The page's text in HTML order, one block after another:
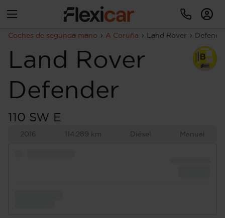
Coches de segunda mano A Coruña Land Rover
Land Rover
Defender
110 SW E
2016 114.289 km Diésel Manual